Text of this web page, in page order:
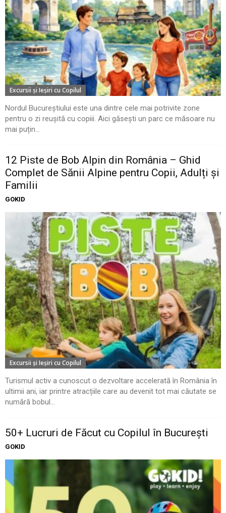
Excursii şi Ieşiri cu Copilul
Nordul Bucureștiului este una dintre cele mai potrivite zone
pentru o zi reușită cu copiii. Aici găsești un parc ce măsoare nu
mai puțin...
12 Piste de Bob Alpin din România – Ghid
Complet de Sănii Alpine pentru Copii, Adulți și
Familii
GOKID
Excursii şi Ieşiri cu Copilul
Turismul activ a cunoscut o dezvoltare accelerată în România în
ultimii ani, iar printre atracțiile care au devenit tot mai căutate se
numără bobul...
50+ Lucruri de Făcut cu Copilul în București
GOKID